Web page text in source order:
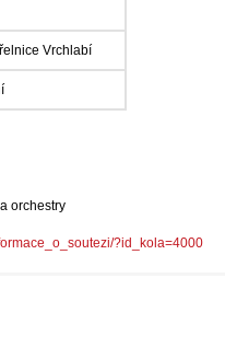
Vrchlabí
orchestry
?id_kola=4000